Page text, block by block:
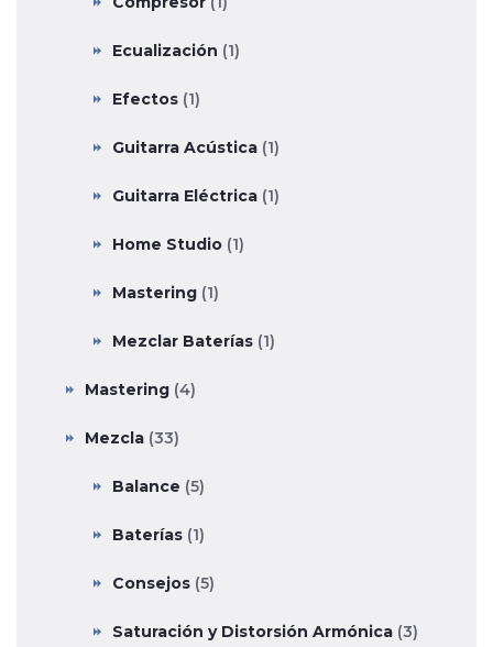
Ecualización (1)
Efectos (1)
Guitarra Acústica (1)
Guitarra Eléctrica (1)
Home Studio (1)
Mastering (1)
Mezclar Baterías (1)
Mastering (4)
Mezcla (33)
Balance (5)
Baterías (1)
Consejos (5)
Saturación y Distorsión Armónica (3)